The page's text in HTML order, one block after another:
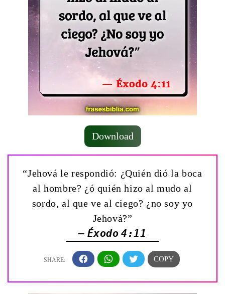
Download
“Jehová le respondió: ¿Quién dió la boca
al hombre? ¿ó quién hizo al mudo al
sordo, al que ve al ciego? ¿no soy yo
Jehová?”
— Éxodo 4:11